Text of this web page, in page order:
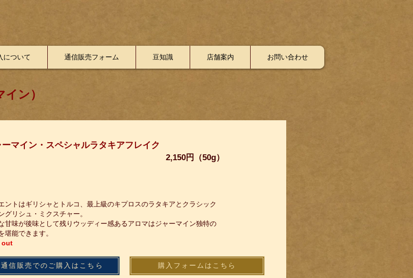
について 通信販売フォーム 豆知識 店舗案内 お問い合わせ
ン）
ーマイン・スペシャルラタキアフレイク
2,150円（50g）
ントはギリシャとトルコ、最上級のキプロスのラタキアとクラシック
グリシュ・ミクスチャー。
甘味が後味として残りウッディー感あるアロマはジャーマイン独特の
堪能できます。
out
通信販売でのご購入はこちら 購入フォームはこちら